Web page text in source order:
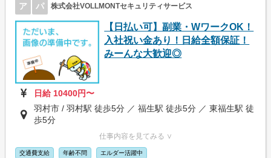
ア パ 株式会社VOLLMONTセキュリティサービス
【日払い可】副業・WワークOK！
入社祝い金あり！日給全額保証！
みーんな大歓迎◎
日給 10400円〜
羽村市 / 羽村駅 徒歩5分 ／ 福生駅 徒歩5分 ／ 東福生駅 徒
歩5分
仕事内容を見てみる ∨
交通費支給 年齢不問 エルダー活躍中